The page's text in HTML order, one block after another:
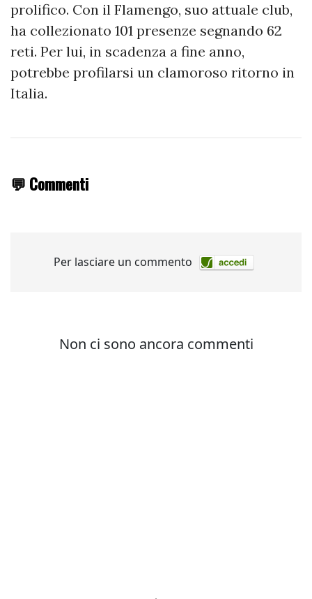
prolifico. Con il Flamengo, suo attuale club,
ha collezionato 101 presenze segnando 62
reti. Per lui, in scadenza a fine anno,
potrebbe profilarsi un clamoroso ritorno in
Italia.
💬 Commenti